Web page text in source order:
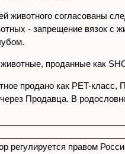
животного согласованы
- запрещение вязок с
проданные как
продано как PET-
Продавца. В
регулируется правом